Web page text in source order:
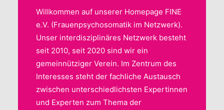
SPEZIALIST:INNEN
UNSERE FÖRDERER
FINE FÖRDERN
Willkommen auf unserer Homepage FINE
e.V. (Frauenpsychosomatik im Netzwerk).
Unser interdisziplinäres Netzwerk besteht
seit 2010, seit 2020 sind wir ein
gemeinnütziger Verein. Im Zentrum des
Interesses steht der fachliche Austausch
zwischen unterschiedlichsten Expertinnen
und Experten zum Thema der